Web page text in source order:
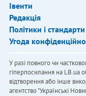
Івенти
Редакція
Політики і стандарти
Угода
У разі повного чи
гіперпосилання на LB.ua
відтворення або інше
агентство "Українськi